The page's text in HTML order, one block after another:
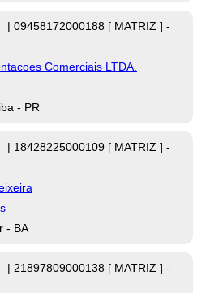
| 09458172000188 [ MATRIZ ] -
Comerciais LTDA.
- PR
| 18428225000109 [ MATRIZ ] -
- BA
| 21897809000138 [ MATRIZ ] -